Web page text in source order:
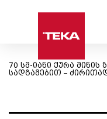
70 სმ-იანი ქურა
სადგამებით –